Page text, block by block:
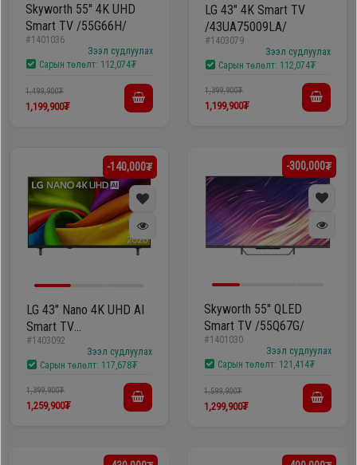
Skyworth 55'' 4K UHD
Smart TV /55G66H/
#1401036
Зээл судлуулах
Сарын төлөлт: 112,074₮
1,499,900₮
1,199,900₮
LG 43" 4K Smart TV
/43UA75009LA/
#1403079
Зээл судлуулах
Сарын төлөлт: 112,074₮
1,399,900₮
1,199,900₮
-140,000₮
LG 43" Nano 4K UHD AI
Smart TV
/43NU900B6LA/
#1403092
Зээл судлуулах
Сарын төлөлт: 117,678₮
1,399,900₮
1,259,900₮
-300,000₮
Skyworth 55'' QLED
Smart TV /55Q67G/
#1401030
Зээл судлуулах
Сарын төлөлт: 121,414₮
1,599,900₮
1,299,900₮